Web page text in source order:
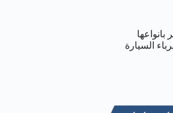
بانواعها
السيارة